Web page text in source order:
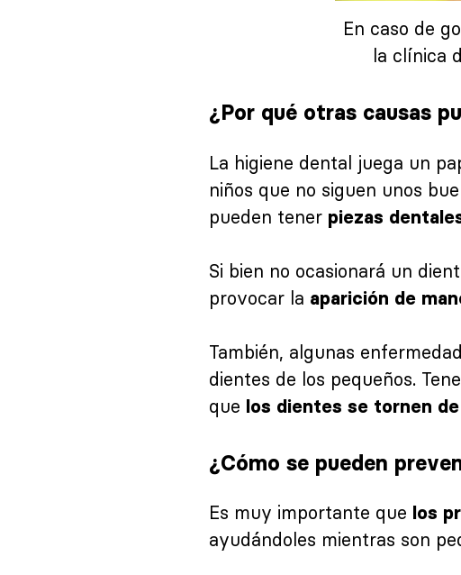
En caso de
la clínica
¿Por qué otras causas
La higiene dental juega un
niños que no siguen unos
pueden tener piezas
Si bien no ocasionará un
provocar la aparición de
También, algunas
dientes de los pequeños.
que los dientes se tornen
¿Cómo se pueden
Es muy importante que los
ayudándoles mientras son